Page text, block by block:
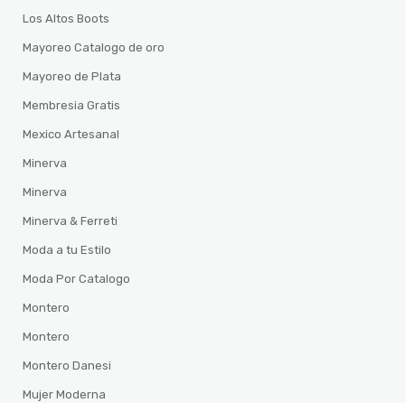
Los Altos Boots
Mayoreo Catalogo de oro
Mayoreo de Plata
Membresia Gratis
Mexico Artesanal
Minerva
Minerva
Minerva & Ferreti
Moda a tu Estilo
Moda Por Catalogo
Montero
Montero
Montero Danesi
Mujer Moderna